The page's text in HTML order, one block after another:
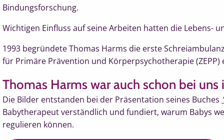
Bindungsforschung.
Wichtigen Einfluss auf seine Arbeiten hatten die Lebens-
1993 begründete Thomas Harms die erste
für Primäre Prävention und Körperpsychotherapie
Thomas Harms war auch schon bei uns
Die Bilder entstanden bei der Präsentation seines Buches
Babytherapeut verständlich und fundiert, warum Babys
regulieren können.